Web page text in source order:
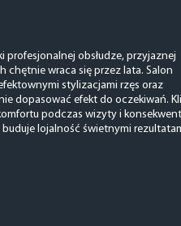
profesjonalnej obsłudze, przyjaznej
chętnie wraca się przez lata. Salon
stylizacjami rzęs oraz
dopasować efekt do oczekiwań.
podczas wizyty i
buduje lojalność świetnymi